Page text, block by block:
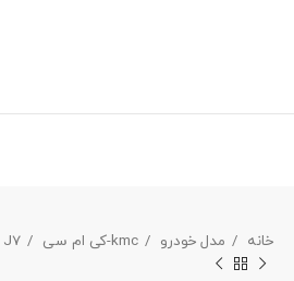
خانه مدل خودرو kmc-کی ام سی J7